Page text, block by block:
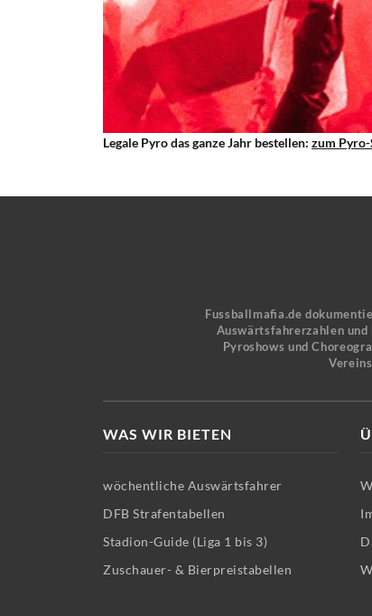
Legale Pyro das ganze Jahr bestellen: zum
Fussballmafia.de
Auswärtsfahrerzahlen
Pyroshows und
WAS WIR BIETEN
wöchentliche Auswärtsfahrer
DFB Strafentabellen
Stadion-Guide (Liga 1 bis 3)
Zuschauer- & Bierpreistabellen